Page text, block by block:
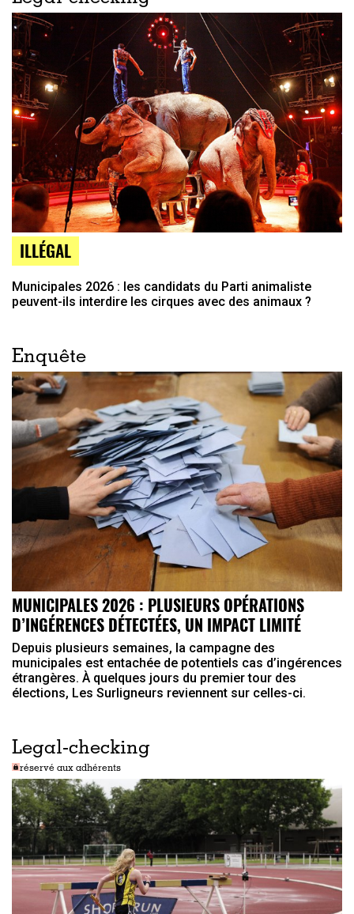
ILLÉGAL
Municipales 2026 : les candidats du Parti animaliste
peuvent-ils interdire les cirques avec des animaux ?
Enquête
MUNICIPALES 2026 : PLUSIEURS OPÉRATIONS
D’INGÉRENCES DÉTECTÉES, UN IMPACT LIMITÉ
Depuis plusieurs semaines, la campagne des
municipales est entachée de potentiels cas d’ingérences
étrangères. À quelques jours du premier tour des
élections, Les Surligneurs reviennent sur celles-ci.
Legal-checking
réservé aux adhérents